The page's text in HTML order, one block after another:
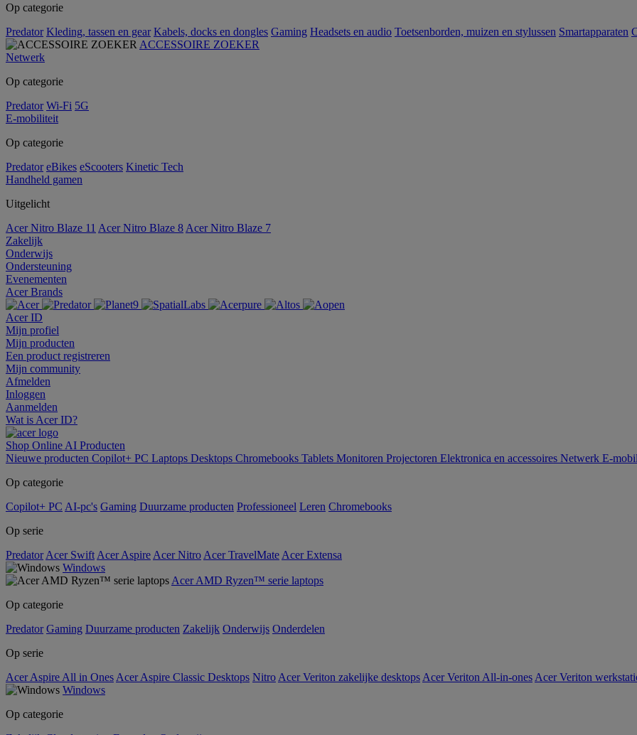
Op categorie
Predator Kleding, tassen en gear Kabels, docks en dongles Gaming Headsets en audio Toetsenborden, muizen en stylussen Smartapparaten
ACCESSOIRE ZOEKER
Netwerk
Op categorie
Predator Wi-Fi 5G
E-mobiliteit
Op categorie
Predator eBikes eScooters Kinetic Tech
Handheld gamen
Uitgelicht
Acer Nitro Blaze 11 Acer Nitro Blaze 8 Acer Nitro Blaze 7
Zakelijk
Onderwijs
Ondersteuning
Evenementen
Acer Brands
Acer ID
Mijn profiel
Mijn producten
Een product registreren
Mijn community
Afmelden
Inloggen
Aanmelden
Wat is Acer ID?
Shop Online AI Producten
Nieuwe producten Copilot+ PC Laptops Desktops Chromebooks Tablets Monitoren Projectoren Elektronica en accessoires Netwerk E-
Op categorie
Copilot+ PC AI-pc's Gaming Duurzame producten Professioneel Leren Chromebooks
Op serie
Predator Acer Swift Acer Aspire Acer Nitro Acer TravelMate Acer Extensa
Windows
Acer AMD Ryzen™ serie laptops
Op categorie
Predator Gaming Duurzame producten Zakelijk Onderwijs Onderdelen
Op serie
Acer Aspire All in Ones Acer Aspire Classic Desktops Nitro Acer Veriton zakelijke desktops Acer Veriton All-in-ones Acer Veriton
Windows
Op categorie